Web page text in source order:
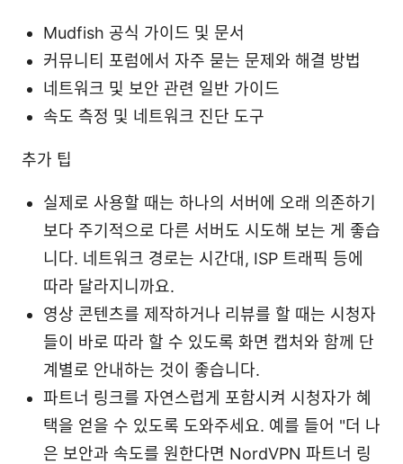
Mudfish 공식 가이드 및 문서
커뮤니티 포럼에서 자주 묻는 문제와 해결 방법
네트워크 및 보안 관련 일반 가이드
속도 측정 및 네트워크 진단 도구
추가 팁
실제로 사용할 때는 하나의 서버에 오래 의존하기
보다 주기적으로 다른 서버도 시도해 보는 게 좋습
니다. 네트워크 경로는 시간대, ISP 트래픽 등에
따라 달라지니까요.
영상 콘텐츠를 제작하거나 리뷰를 할 때는 시청자
들이 바로 따라 할 수 있도록 화면 캡처와 함께 단
계별로 안내하는 것이 좋습니다.
파트너 링크를 자연스럽게 포함시켜 시청자가 혜
택을 얻을 수 있도록 도와주세요. 예를 들어 "더 나
은 보안과 속도를 원한다면 NordVPN 파트너 링